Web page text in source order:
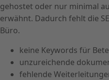
gehostet oder nur minimal
erwähnt. Dadurch fehlt die
Büro.
keine Keywords für
unzureichende
fehlende